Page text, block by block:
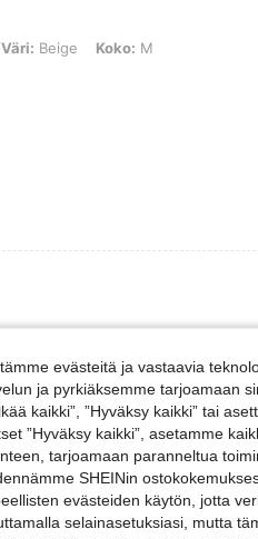
Koko: M
Väri: Beige Koko: M
Koko: XL-kokoinen
recommend
evästeitä ja vastaavia
ja pyrkiäksemme tarjoamaan
kaikki”, ”Hyväksy kaikki” tai
”Hyväksy kaikki”, asetamme
tarjoamaan paranneltua
SHEINin
evästeiden käytön, jotta
selainasetuksiasi, mutta